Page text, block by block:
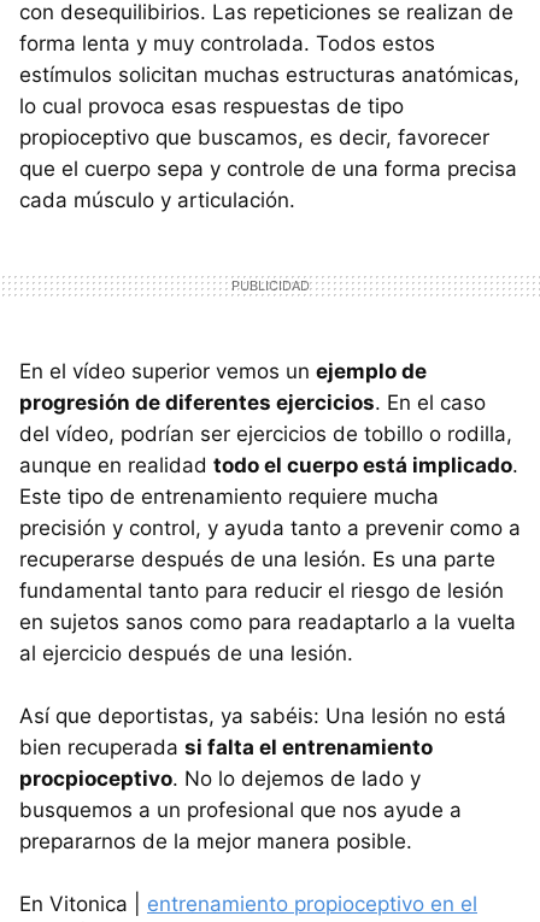
con desequilibirios. Las repeticiones se realizan de
forma lenta y muy controlada. Todos estos
estímulos solicitan muchas estructuras anatómicas,
lo cual provoca esas respuestas de tipo
propioceptivo que buscamos, es decir, favorecer
que el cuerpo sepa y controle de una forma precisa
cada músculo y articulación.
En el vídeo superior vemos un ejemplo de
progresión de diferentes ejercicios. En el caso
del vídeo, podrían ser ejercicios de tobillo o rodilla,
aunque en realidad todo el cuerpo está implicado.
Este tipo de entrenamiento requiere mucha
precisión y control, y ayuda tanto a prevenir como a
recuperarse después de una lesión. Es una parte
fundamental tanto para reducir el riesgo de lesión
en sujetos sanos como para readaptarlo a la vuelta
al ejercicio después de una lesión.
Así que deportistas, ya sabéis: Una lesión no está
bien recuperada si falta el entrenamiento
procpioceptivo. No lo dejemos de lado y
busquemos a un profesional que nos ayude a
prepararnos de la mejor manera posible.
En Vitonica | entrenamiento propioceptivo en el